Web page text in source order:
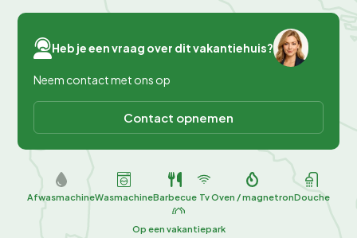
Heb je een vraag over dit vakantiehuis?
Neem contact met ons op
Contact opnemen
AfwasmachineWasmachineBarbecue TvOven / magnetronDouche
Op een vakantiepark